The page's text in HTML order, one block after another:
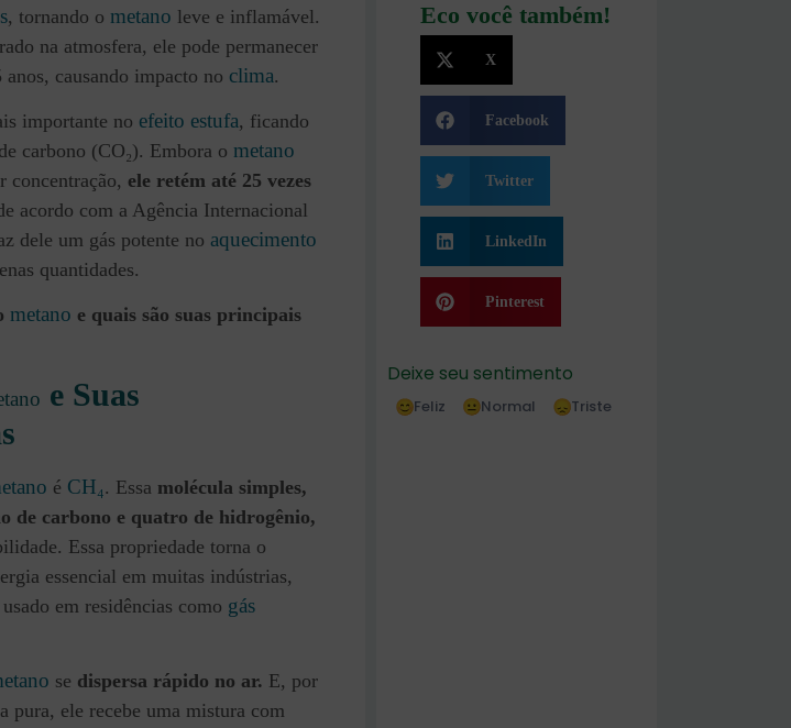
, tornando o metano leve e inflamável.
na atmosfera, ele pode permanecer
causando impacto no clima.
importante no efeito estufa, ficando
carbono (CO₂). Embora o metano
concentração, ele retém até 25 vezes
acordo com a Agência Internacional
dele um gás potente no aquecimento
quantidades.
metano e quais são suas principais
e Suas
é CH₄. Essa molécula simples,
de carbono e quatro de hidrogênio,
Essa propriedade torna o
essencial em muitas indústrias,
em residências como gás
se dispersa rápido no ar. E, por
pura, ele recebe uma mistura com
Eco você também!
X
Facebook
Twitter
LinkedIn
Pinterest
Deixe seu sentimento
Feliz Normal Triste